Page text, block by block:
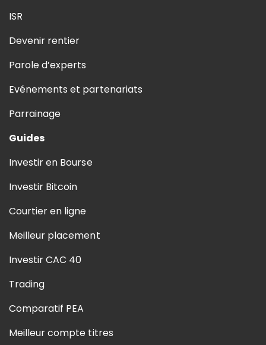
ISR
Devenir rentier
Parole d’experts
Evénements et partenariats
Parrainage
Guides
Investir en Bourse
Investir Bitcoin
Courtier en ligne
Meilleur placement
Investir CAC 40
Trading
Comparatif PEA
Meilleur compte titres